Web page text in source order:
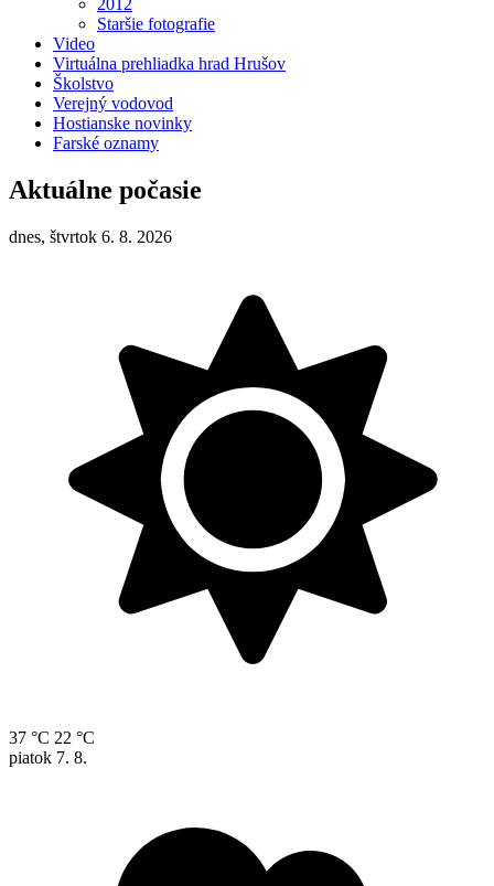
2012
Staršie fotografie
Video
Virtuálna prehliadka hrad Hrušov
Školstvo
Verejný vodovod
Hostianske novinky
Farské oznamy
Aktuálne počasie
dnes, štvrtok 6. 8. 2026
37 °C 22 °C
piatok 7. 8.